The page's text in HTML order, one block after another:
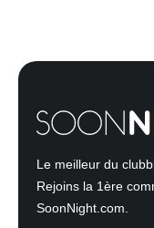
Le meilleur du
Rejoins la 1ère
SoonNight.com.